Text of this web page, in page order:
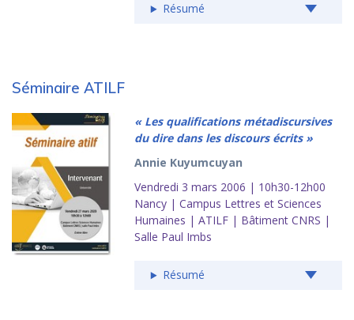
Résumé
Séminaire ATILF
« Les qualifications métadiscursives
du dire dans les discours écrits »
Annie Kuyumcuyan
Vendredi 3 mars 2006 | 10h30-12h00
Nancy | Campus Lettres et Sciences
Humaines | ATILF | Bâtiment CNRS |
Salle Paul Imbs
Résumé